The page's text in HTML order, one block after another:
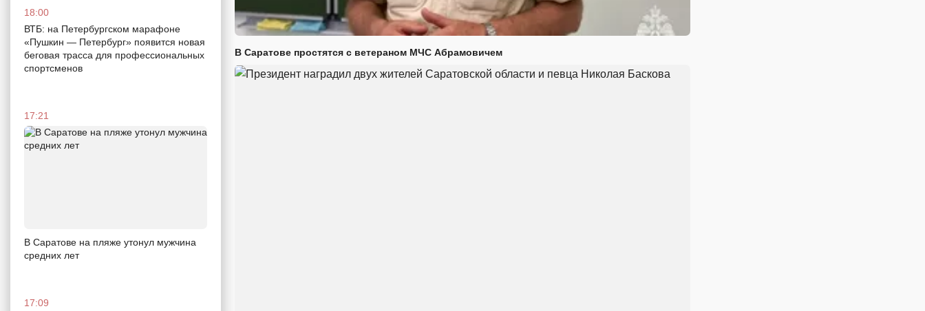
18:00
ВТБ: на Петербургском марафоне
«Пушкин — Петербург» появится новая
беговая трасса для профессиональных
спортсменов
17:21
В Саратове на пляже утонул мужчина
средних лет
17:09
В Саратове простятся с ветераном МЧС Абрамовичем